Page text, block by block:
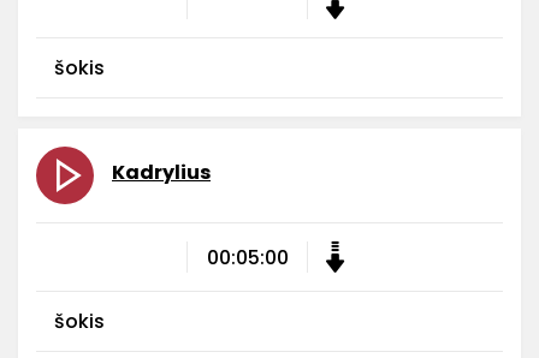
šokis
Kadrylius
00:05:00
šokis